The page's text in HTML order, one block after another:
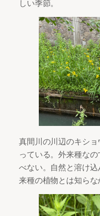
しい季節。
真間川の川辺のキシ
っている。外来種な
べない。自然と溶け
来種の植物とは知らな